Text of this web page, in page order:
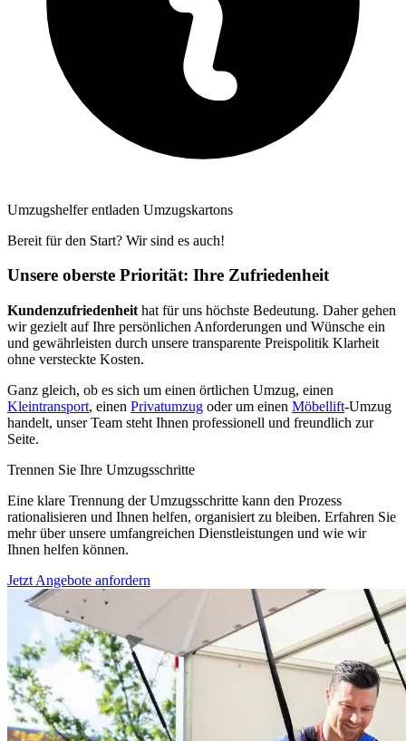
Umzugshelfer entladen Umzugskartons
Bereit für den Start? Wir sind es auch!
Unsere oberste Priorität: Ihre Zufriedenheit
Kundenzufriedenheit hat für uns höchste Bedeutung. Daher gehen
wir gezielt auf Ihre persönlichen Anforderungen und Wünsche ein
und gewährleisten durch unsere transparente Preispolitik Klarheit
ohne versteckte Kosten.
Ganz gleich, ob es sich um einen örtlichen Umzug, einen
Kleintransport, einen Privatumzug oder um einen Möbellift-Umzug
handelt, unser Team steht Ihnen professionell und freundlich zur
Seite.
Trennen Sie Ihre Umzugsschritte
Eine klare Trennung der Umzugsschritte kann den Prozess
rationalisieren und Ihnen helfen, organisiert zu bleiben. Erfahren Sie
mehr über unsere umfangreichen Dienstleistungen und wie wir
Ihnen helfen können.
Jetzt Angebote anfordern